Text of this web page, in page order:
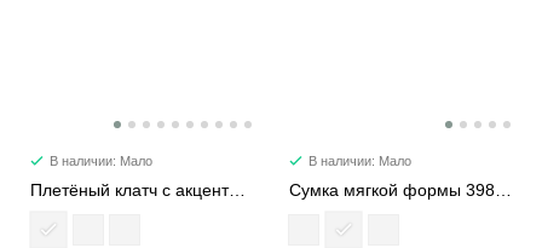
В наличии: Мало
Плетёный клатч с акцентной застежкой 2223
В наличии: Мало